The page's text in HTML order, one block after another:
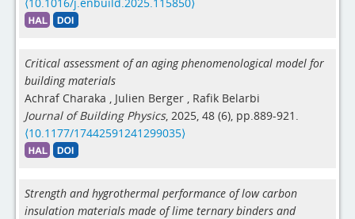
Critical assessment of an aging phenomenological model for
building materials
Achraf Charaka , Julien Berger , Rafik Belarbi
Journal of Building Physics, 2025, 48 (6), pp.889-921.
⟨10.1177/17442591241299035⟩
Strength and hygrothermal performance of low carbon
insulation materials made of lime ternary binders and